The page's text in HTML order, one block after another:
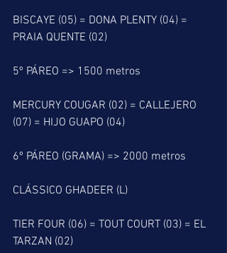
BISCAYE (05) = DONA PLENTY (04) =
PRAIA QUENTE (02)
5º PÁREO => 1500 metros
MERCURY COUGAR (02) = CALLEJERO
(07) = HIJO GUAPO (04)
6º PÁREO (GRAMA) => 2000 metros
CLÁSSICO GHADEER (L)
TIER FOUR (06) = TOUT COURT (03) = EL
TARZAN (02)